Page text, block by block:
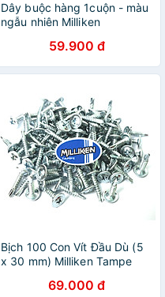
Dây buộc hàng 1cuộn - màu
ngẫu nhiên Milliken
59.900 đ
Bịch 100 Con Vít Đầu Dù (5
x 30 mm) Milliken Tampe
69.000 đ